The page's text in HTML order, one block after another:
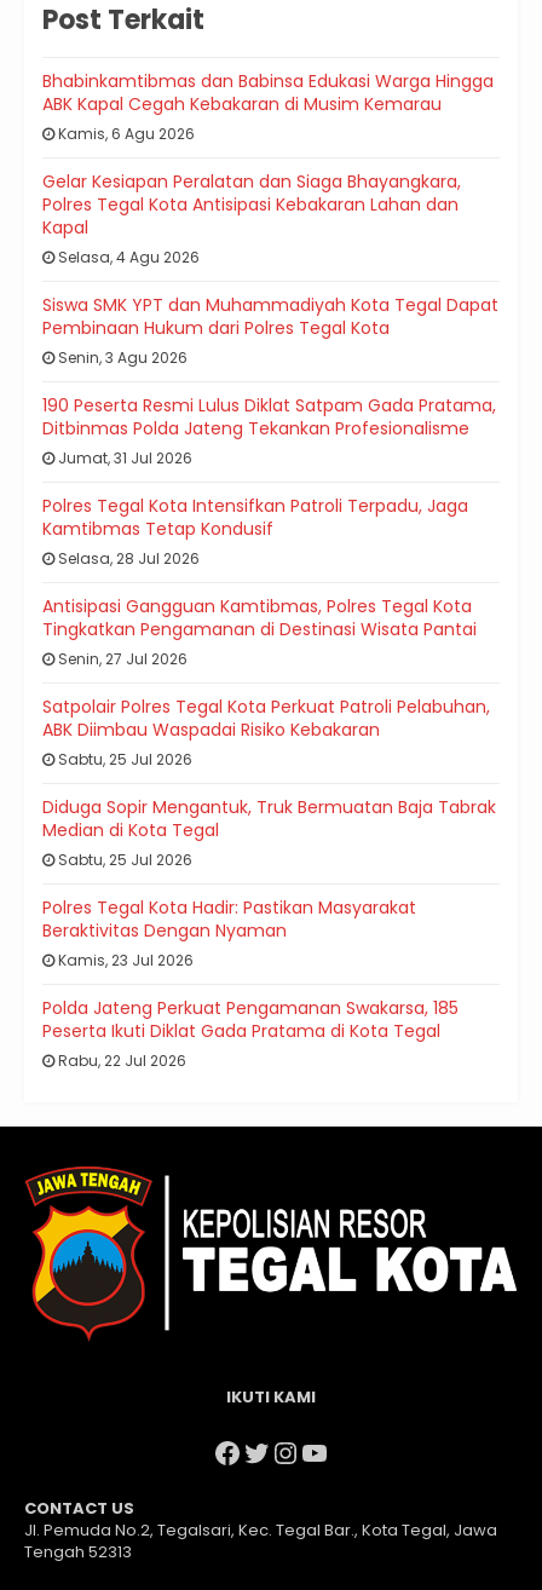
Post Terkait
Bhabinkamtibmas dan Babinsa Edukasi Warga Hingga
ABK Kapal Cegah Kebakaran di Musim Kemarau
Kamis, 6 Agu 2026
Gelar Kesiapan Peralatan dan Siaga Bhayangkara,
Polres Tegal Kota Antisipasi Kebakaran Lahan dan
Kapal
Selasa, 4 Agu 2026
Siswa SMK YPT dan Muhammadiyah Kota Tegal Dapat
Pembinaan Hukum dari Polres Tegal Kota
Senin, 3 Agu 2026
190 Peserta Resmi Lulus Diklat Satpam Gada Pratama,
Ditbinmas Polda Jateng Tekankan Profesionalisme
Jumat, 31 Jul 2026
Polres Tegal Kota Intensifkan Patroli Terpadu, Jaga
Kamtibmas Tetap Kondusif
Selasa, 28 Jul 2026
Antisipasi Gangguan Kamtibmas, Polres Tegal Kota
Tingkatkan Pengamanan di Destinasi Wisata Pantai
Senin, 27 Jul 2026
Satpolair Polres Tegal Kota Perkuat Patroli Pelabuhan,
ABK Diimbau Waspadai Risiko Kebakaran
Sabtu, 25 Jul 2026
Diduga Sopir Mengantuk, Truk Bermuatan Baja Tabrak
Median di Kota Tegal
Sabtu, 25 Jul 2026
Polres Tegal Kota Hadir: Pastikan Masyarakat
Beraktivitas Dengan Nyaman
Kamis, 23 Jul 2026
Polda Jateng Perkuat Pengamanan Swakarsa, 185
Peserta Ikuti Diklat Gada Pratama di Kota Tegal
Rabu, 22 Jul 2026
IKUTI KAMI
Facebook
Twitter
Instagram
YouTube
CONTACT US
Jl. Pemuda No.2, Tegalsari, Kec. Tegal Bar., Kota Tegal, Jawa
Tengah 52313